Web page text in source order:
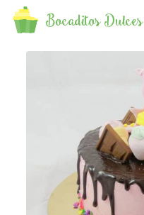
Bocaditos Dulces